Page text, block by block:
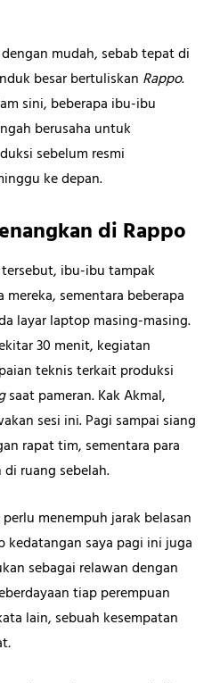
mudah, sebab tepat di
besar bertuliskan Rappo.
sini, beberapa ibu-ibu
berusaha untuk
sebelum resmi
ke depan.
di Rappo
ibu-ibu tampak
sementara beberapa
layar laptop masing-masing.
30 menit, kegiatan
teknis terkait produksi
saat pameran. Kak Akmal,
sesi ini. Pagi sampai siang
rapat tim, sementara para
ruang sebelah.
menempuh jarak belasan
kedatangan saya pagi ini juga
sebagai relawan dengan
tiap perempuan
lain, sebuah kesempatan
.